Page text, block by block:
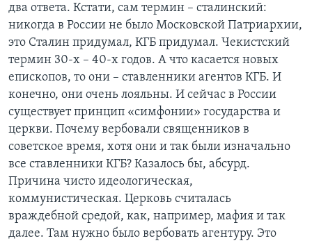
два ответа. Кстати, сам термин – сталинский:
никогда в России не было Московской Патриархии,
это Сталин придумал, КГБ придумал. Чекистский
термин 30-х – 40-х годов. А что касается новых
епископов, то они – ставленники агентов КГБ. И
конечно, они очень лояльны. И сейчас в России
существует принцип «симфонии» государства и
церкви. Почему вербовали священников в
советское время, хотя они и так были изначально
все ставленники КГБ? Казалось бы, абсурд.
Причина чисто идеологическая,
коммунистическая. Церковь считалась
враждебной средой, как, например, мафия и так
далее. Там нужно было вербовать агентуру. Это